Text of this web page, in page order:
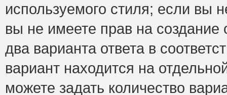
используемого стиля; если вы
вы не имеете прав на
два варианта ответа в
вариант находится на
можете задать количество